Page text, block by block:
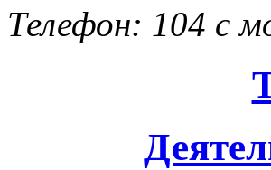
Телефон: 104 с